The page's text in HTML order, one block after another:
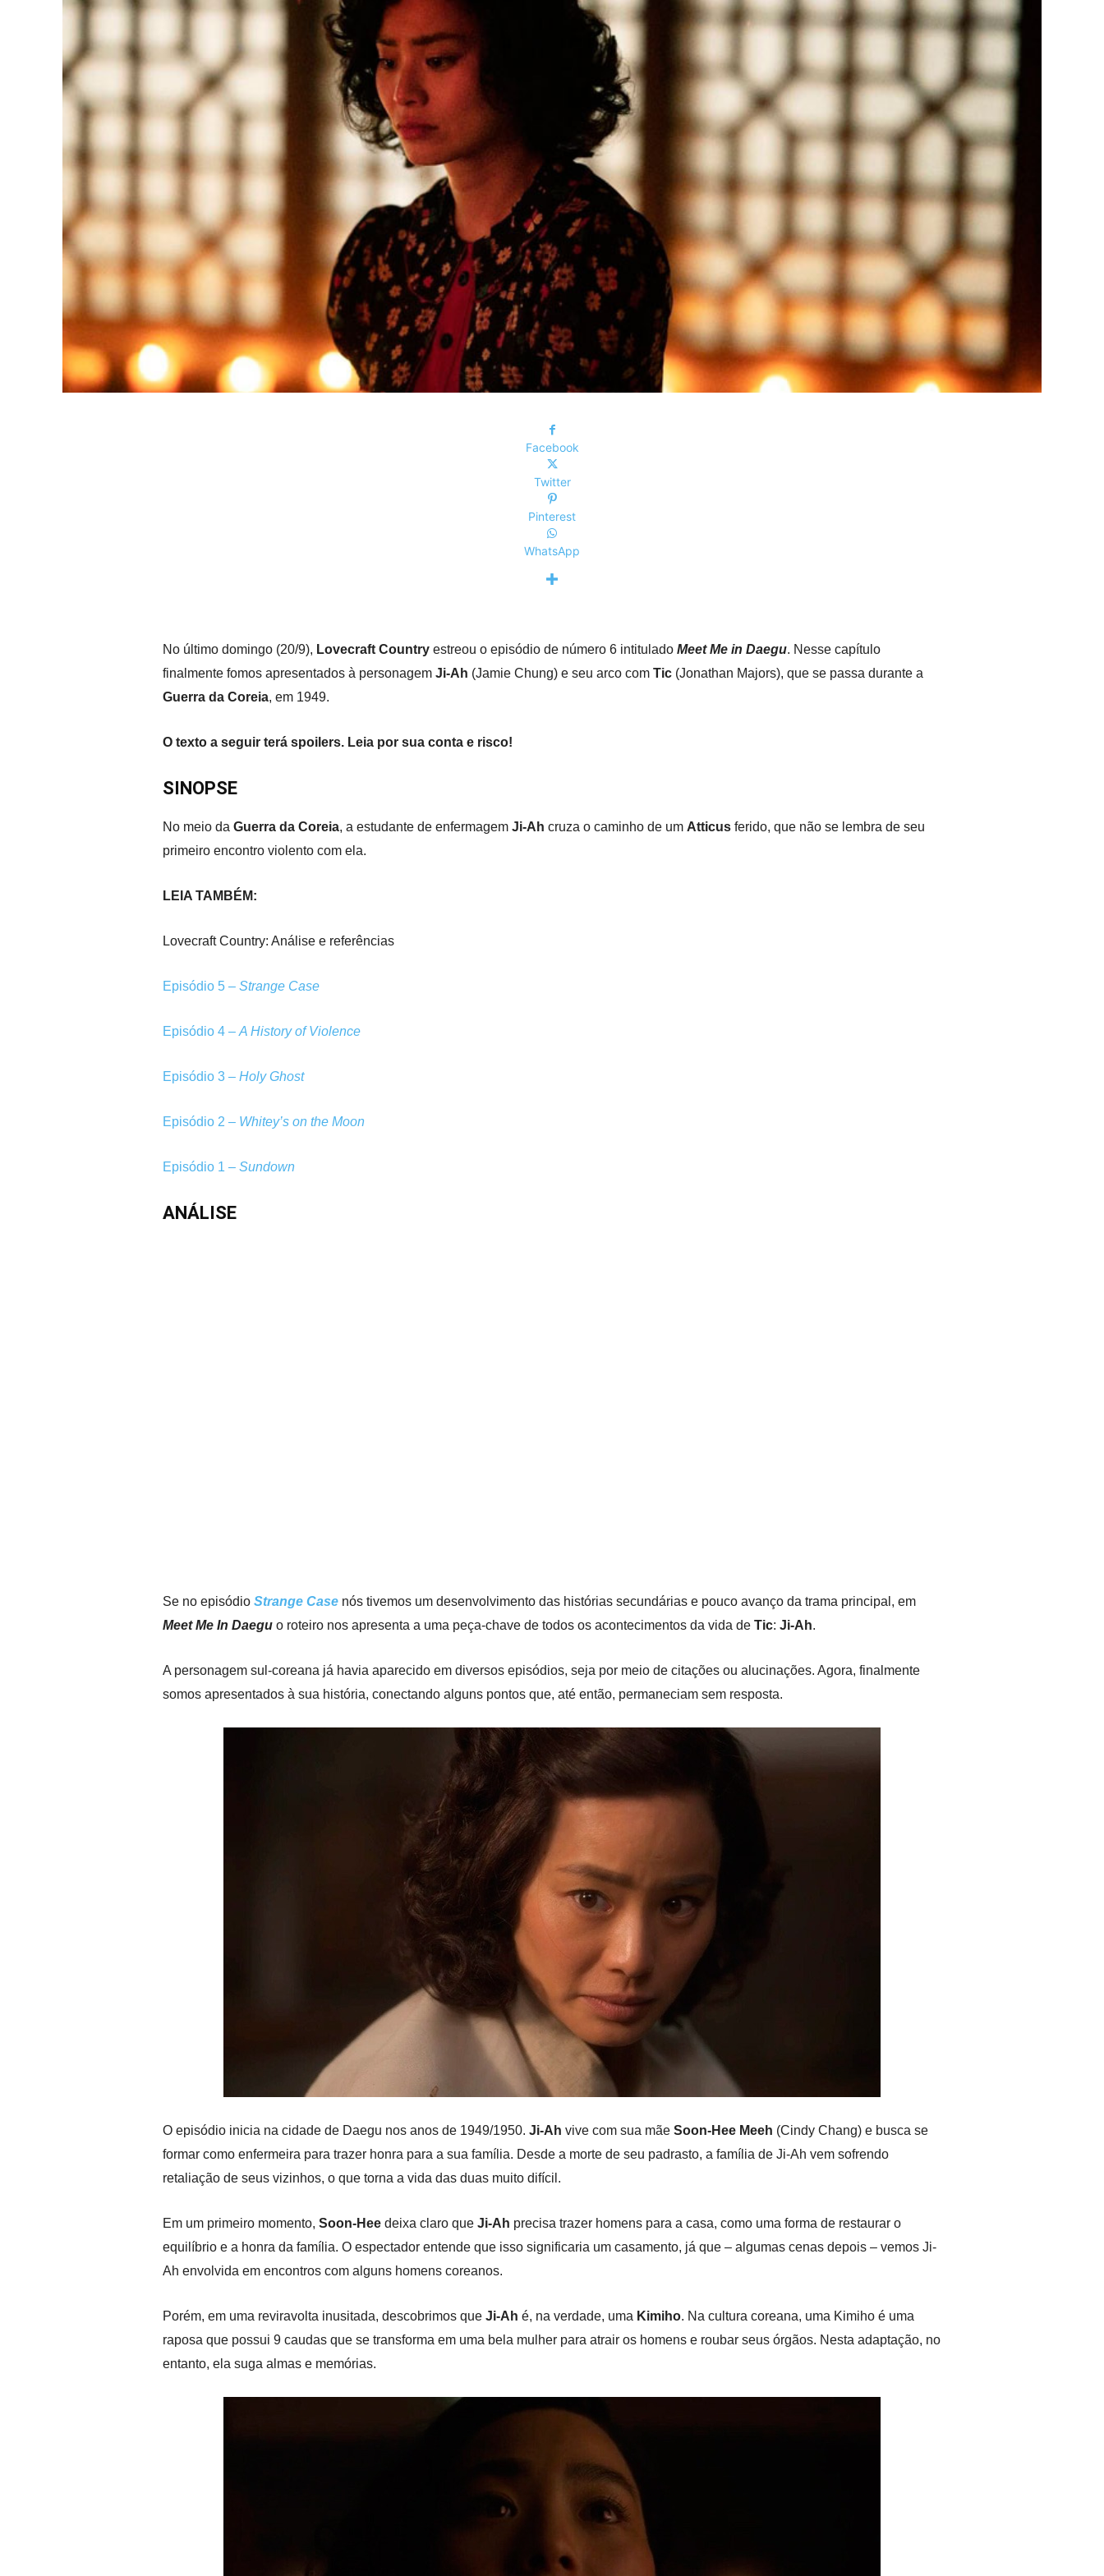
Facebook
Twitter
Pinterest
WhatsApp
No último domingo (20/9), Lovecraft Country estreou o episódio de número 6 intitulado Meet Me in Daegu. Nesse capítulo
finalmente fomos apresentados à personagem Ji-Ah (Jamie Chung) e seu arco com Tic (Jonathan Majors), que se passa durante a
Guerra da Coreia, em 1949.
O texto a seguir terá spoilers. Leia por sua conta e risco!
SINOPSE
No meio da Guerra da Coreia, a estudante de enfermagem Ji-Ah cruza o caminho de um Atticus ferido, que não se lembra de seu
primeiro encontro violento com ela.
LEIA TAMBÉM:
Lovecraft Country: Análise e referências
Episódio 5 – Strange Case
Episódio 4 – A History of Violence
Episódio 3 – Holy Ghost
Episódio 2 – Whitey’s on the Moon
Episódio 1 – Sundown
ANÁLISE
Se no episódio Strange Case nós tivemos um desenvolvimento das histórias secundárias e pouco avanço da trama principal, em
Meet Me In Daegu o roteiro nos apresenta a uma peça-chave de todos os acontecimentos da vida de Tic: Ji-Ah.
A personagem sul-coreana já havia aparecido em diversos episódios, seja por meio de citações ou alucinações. Agora, finalmente
somos apresentados à sua história, conectando alguns pontos que, até então, permaneciam sem resposta.
O episódio inicia na cidade de Daegu nos anos de 1949/1950. Ji-Ah vive com sua mãe Soon-Hee Meeh (Cindy Chang) e busca se
formar como enfermeira para trazer honra para a sua família. Desde a morte de seu padrasto, a família de Ji-Ah vem sofrendo
retaliação de seus vizinhos, o que torna a vida das duas muito difícil.
Em um primeiro momento, Soon-Hee deixa claro que Ji-Ah precisa trazer homens para a casa, como uma forma de restaurar o
equilíbrio e a honra da família. O espectador entende que isso significaria um casamento, já que – algumas cenas depois – vemos Ji-
Ah envolvida em encontros com alguns homens coreanos.
Porém, em uma reviravolta inusitada, descobrimos que Ji-Ah é, na verdade, uma Kimiho. Na cultura coreana, uma Kimiho é uma
raposa que possui 9 caudas que se transforma em uma bela mulher para atrair os homens e roubar seus órgãos. Nesta adaptação, no
entanto, ela suga almas e memórias.